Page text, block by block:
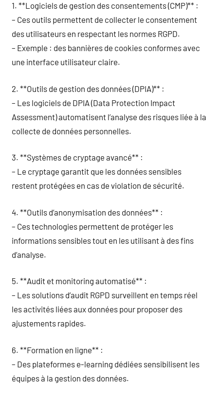
1. **Logiciels de gestion des consentements (CMP)** :
– Ces outils permettent de collecter le consentement
des utilisateurs en respectant les normes RGPD.
– Exemple : des bannières de cookies conformes avec
une interface utilisateur claire.
2. **Outils de gestion des données (DPIA)** :
– Les logiciels de DPIA (Data Protection Impact
Assessment) automatisent l’analyse des risques liée à la
collecte de données personnelles.
3. **Systèmes de cryptage avancé** :
– Le cryptage garantit que les données sensibles
restent protégées en cas de violation de sécurité.
4. **Outils d’anonymisation des données** :
– Ces technologies permettent de protéger les
informations sensibles tout en les utilisant à des fins
d’analyse.
5. **Audit et monitoring automatisé** :
– Les solutions d’audit RGPD surveillent en temps réel
les activités liées aux données pour proposer des
ajustements rapides.
6. **Formation en ligne** :
– Des plateformes e-learning dédiées sensibilisent les
équipes à la gestion des données.